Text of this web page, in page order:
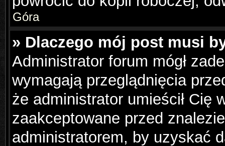
Góra
» Dlaczego mój post musi
Administrator forum mógł
wymagają przeglądnięcia
że administrator umieścił Cię
zaakceptowane przed
administratorem, by uzyskać